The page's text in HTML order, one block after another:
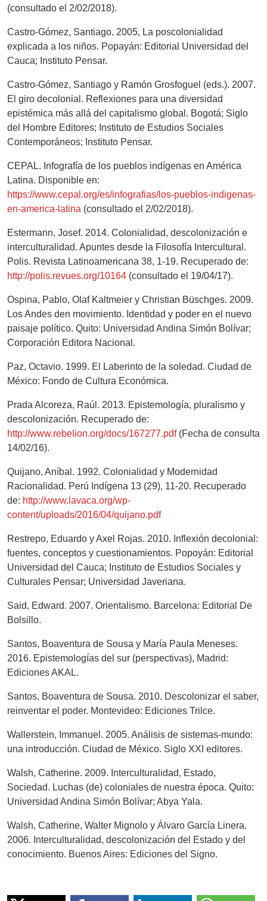
(consultado el 2/02/2018).
Castro-Gómez, Santiago. 2005, La poscolonialidad
explicada a los niños. Popayán: Editorial Universidad del
Cauca; Instituto Pensar.
Castro-Gómez, Santiago y Ramón Grosfoguel (eds.). 2007.
El giro decolonial. Reflexiones para una diversidad
epistémica más allá del capitalismo global. Bogotá; Siglo
del Hombre Editores; Instituto de Estudios Sociales
Contemporáneos; Instituto Pensar.
CEPAL. Infografía de los pueblos indígenas en América
Latina. Disponible en:
https://www.cepal.org/es/infografias/los-pueblos-indigenas-
en-america-latina (consultado el 2/02/2018).
Estermann, Josef. 2014. Colonialidad, descolonización e
interculturalidad. Apuntes desde la Filosofía Intercultural.
Polis. Revista Latinoamericana 38, 1-19. Recuperado de:
http://polis.revues.org/10164 (consultado el 19/04/17).
Ospina, Pablo, Olaf Kaltmeier y Christian Büschges. 2009.
Los Andes den movimiento. Identidad y poder en el nuevo
paisaje político. Quito: Universidad Andina Simón Bolívar;
Corporación Editora Nacional.
Paz, Octavio. 1999. El Laberinto de la soledad. Ciudad de
México: Fondo de Cultura Económica.
Prada Alcoreza, Raúl. 2013. Epistemología, pluralismo y
descolonización. Recuperado de:
http://www.rebelion.org/docs/167277.pdf(Fecha de consulta
14/02/16).
Quijano, Aníbal. 1992. Colonialidad y Modernidad
Racionalidad. Perú Indígena 13 (29), 11-20. Recuperado
de: http://www.lavaca.org/wp-
content/uploads/2016/04/quijano.pdf
Restrepo, Eduardo y Axel Rojas. 2010. Inflexión decolonial:
fuentes, conceptos y cuestionamientos. Popoyán: Editorial
Universidad del Cauca; Instituto de Estudios Sociales y
Culturales Pensar; Universidad Javeriana.
Said, Edward. 2007. Orientalismo. Barcelona: Editorial De
Bolsillo.
Santos, Boaventura de Sousa y María Paula Meneses.
2016. Epistemologías del sur (perspectivas), Madrid:
Ediciones AKAL.
Santos, Boaventura de Sousa. 2010. Descolonizar el saber,
reinventar el poder. Montevideo: Ediciones Trilce.
Wallerstein, Immanuel. 2005. Análisis de sistemas-mundo:
una introducción. Ciudad de México. Siglo XXI editores.
Walsh, Catherine. 2009. Interculturalidad, Estado,
Sociedad. Luchas (de) coloniales de nuestra época. Quito:
Universidad Andina Simón Bolívar; Abya Yala.
Walsh, Catherine, Walter Mignolo y Álvaro García Linera.
2006. Interculturalidad, descolonización del Estado y del
conocimiento. Buenos Aires: Ediciones del Signo.